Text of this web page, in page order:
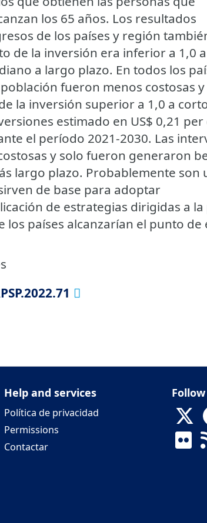
los 65 años. Los resultados
de los países y región
de la inversión era inferior a 1,0
a largo plazo. En todos los
fueron menos costosas y
la inversión superior a 1,0 a
estimado en US$ 0,21 per
el período 2021-2030. Las
y solo fueron generaron
largo plazo. Probablemente son
de base para adoptar
de estrategias dirigidas a
países alcanzarían el punto
Help and services
Política de privacidad
Permissions
Contactar